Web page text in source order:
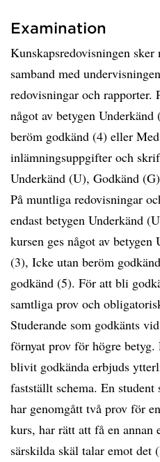
Examination
Kunskapsredovisningen
samband med
redovisningar och rapporter.
något av betygen
beröm godkänd (4) eller
inlämningsuppgifter och
Underkänd (U), Godkänd
På muntliga redovisningar
endast betygen Underkänd
kursen ges något av
(3), Icke utan beröm
godkänd (5). För att bli
samtliga prov och
Studerande som godkänts
förnyat prov för högre betyg.
blivit godkända erbjuds
fastställt schema. En
har genomgått två prov för
kurs, har rätt att få en annan
särskilda skäl talar emot det